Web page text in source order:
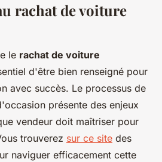
rachat de voiture
le rachat de voiture
d'être bien renseigné pour
avec succès. Le processus de
présente des enjeux
vendeur doit maîtriser pour
trouverez sur ce site des
naviguer efficacement cette